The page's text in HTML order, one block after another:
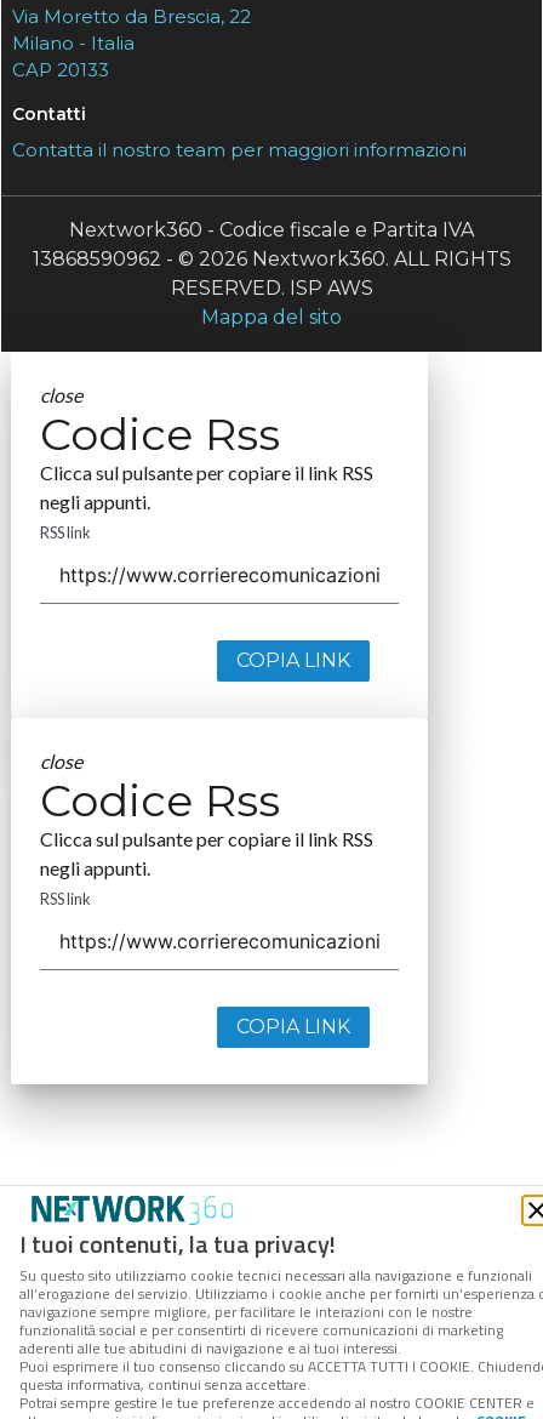
I tuoi contenuti, la tua privacy!
Su questo sito utilizziamo cookie tecnici necessari alla navigazione e funzionali
all’erogazione del servizio. Utilizziamo i cookie anche per fornirti un’esperienza
navigazione sempre migliore, per facilitare le interazioni con le nostre
funzionalità social e per consentirti di ricevere comunicazioni di marketing
aderenti alle tue abitudini di navigazione e ai tuoi interessi.
Puoi esprimere il tuo consenso cliccando su ACCETTA TUTTI I COOKIE.
questa informativa, continui senza accettare.
Potrai sempre gestire le tue preferenze accedendo al nostro COOKIE CENTER e
Via Moretto da Brescia, 22
Milano - Italia
CAP 20133
Contatti
Contatta il nostro team per maggiori informazioni
Nextwork360 - Codice fiscale e Partita IVA
13868590962 - © 2026 Nextwork360. ALL RIGHTS
RESERVED. ISP AWS
Mappa del sito
close
Codice Rss
Clicca sul pulsante per copiare il link RSS
negli appunti.
RSS link
COPIA LINK
close
Codice Rss
Clicca sul pulsante per copiare il link RSS
negli appunti.
RSS link
COPIA LINK